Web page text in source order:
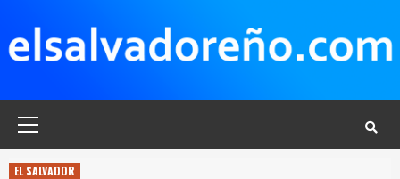
contenido
EL SALVADOR